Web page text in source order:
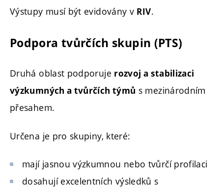
Výstupy musí být evidovány v RIV.
Podpora tvůrčích skupin (PTS)
Druhá oblast podporuje rozvoj a stabilizaci
výzkumných a tvůrčích týmů s mezinárodním
přesahem.
Určena je pro skupiny, které:
mají jasnou výzkumnou nebo tvůrčí profilaci
dosahují excelentních výsledků s